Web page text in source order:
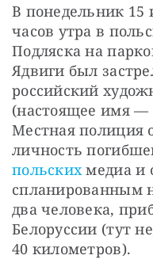
В понедельник 15
часов утра в
Подляска на
Ядвиги был
российский
(настоящее имя —
Местная полиция
польских медиа и
спланированным
два человека,
Белоруссии (тут
40 километров).